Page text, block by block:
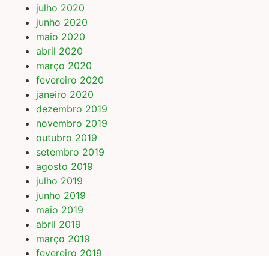
julho 2020
junho 2020
maio 2020
abril 2020
março 2020
fevereiro 2020
janeiro 2020
dezembro 2019
novembro 2019
outubro 2019
setembro 2019
agosto 2019
julho 2019
junho 2019
maio 2019
abril 2019
março 2019
fevereiro 2019